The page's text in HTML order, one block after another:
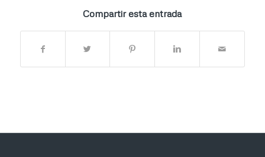
Compartir esta entrada